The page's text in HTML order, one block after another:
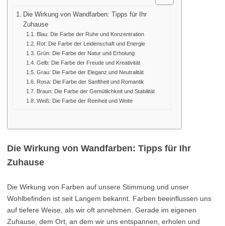
Die Wirkung von Wandfarben: Tipps für Ihr
Zuhause
Blau: Die Farbe der Ruhe und Konzentration
Rot: Die Farbe der Leidenschaft und Energie
Grün: Die Farbe der Natur und Erholung
Gelb: Die Farbe der Freude und Kreativität
Grau: Die Farbe der Eleganz und Neutralität
Rosa: Die Farbe der Sanftheit und Romantik
Braun: Die Farbe der Gemütlichkeit und Stabilität
Weiß: Die Farbe der Reinheit und Weite
Die Wirkung von Wandfarben: Tipps für Ihr
Zuhause
Die Wirkung von Farben auf unsere Stimmung und unser
Wohlbefinden ist seit Langem bekannt. Farben beeinflussen uns
auf tiefere Weise, als wir oft annehmen. Gerade im eigenen
Zuhause, dem Ort, an dem wir uns entspannen, erholen und